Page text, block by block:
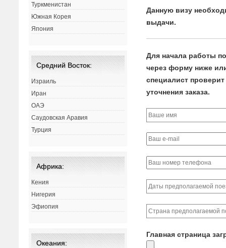
Данную визу
выдачи.
Для начала работы
через форму ниже
специалист
уточнения заказа.
Главная страница
Туркменистан
Южная Корея
Япония
Средний Восток:
Израиль
Иран
ОАЭ
Саудовская Аравия
Турция
Африка:
Кения
Нигерия
Эфиопия
Океания: